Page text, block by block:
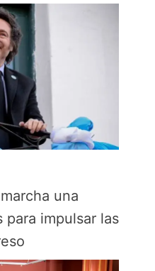
una
para impulsar las